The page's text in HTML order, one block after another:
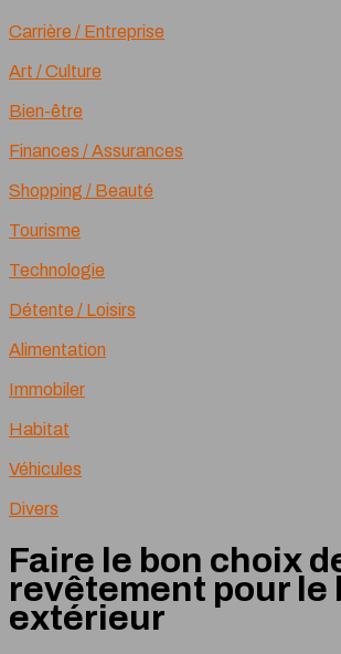
Carrière / Entreprise
Art / Culture
Bien-être
Finances / Assurances
Shopping / Beauté
Tourisme
Technologie
Détente / Loisirs
Alimentation
Immobiler
Habitat
Véhicules
Divers
Faire le bon choix
revêtement pour le
extérieur